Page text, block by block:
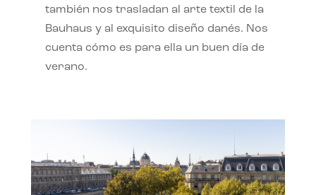
también nos trasladan al arte textil de la
Bauhaus y al exquisito diseño danés. Nos
cuenta cómo es para ella un buen día de
verano.